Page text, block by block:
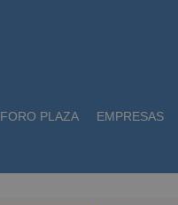
FORO PLAZA EMPRESAS